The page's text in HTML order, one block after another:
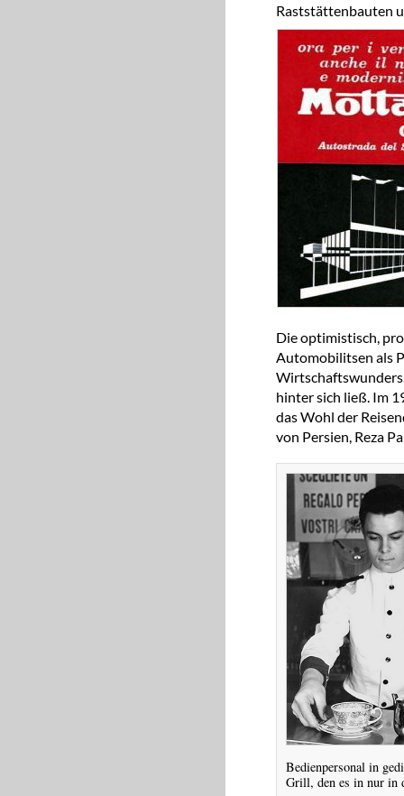
Raststättenbauten
Die optimistisch,
Automobilitsen als
hinter sich ließ. Im
das Wohl der
von Persien, Reza
Bedienpersonal in
Grill, den es in nur in